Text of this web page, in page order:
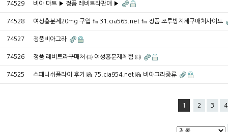
74529 비아 마트 ▶ 정품 레비트라판매 ▶
74528 여성흥분제20mg 구입 ㎙ 31.cia565.net ㎙ 정품 조루방지제구매처사이트
74527 정품비아그라
74526 정품 레비트라구매처 ㈙ 여성흥분제체험 ㈙
74525 스페니쉬플라이 후기 ㎪ 75.cia954.net ㎪ 비아그라종류
1 2 3 4